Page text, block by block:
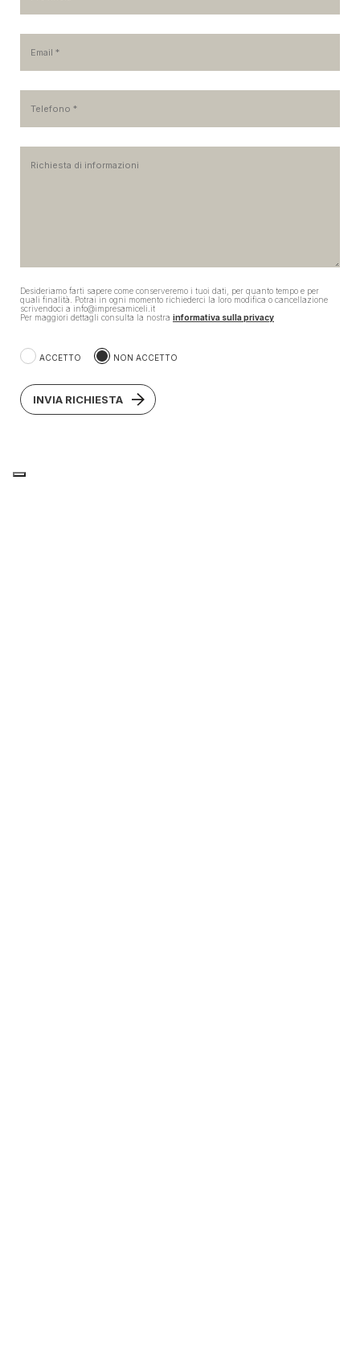
Desideriamo farti sapere come conserveremo i tuoi dati, per quanto tempo e per
quali finalità. Potrai in ogni momento richiederci la loro modifica o cancellazione
scrivendoci a info@impresamiceli.it
Per maggiori dettagli consulta la nostra informativa sulla privacy
ACCETTO NON ACCETTO
INVIA RICHIESTA